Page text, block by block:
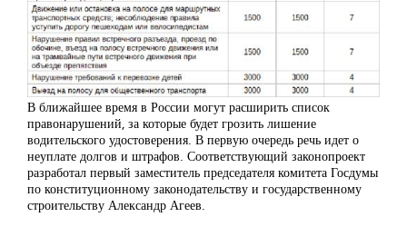
В ближайшее время в России могут расширить список
правонарушений, за которые будет грозить лишение
водительского удостоверения. В первую очередь речь идет о
неуплате долгов и штрафов. Соответствующий законопроект
разработал первый заместитель председателя комитета Госдумы
по конституционному законодательству и государственному
строительству Александр Агеев.